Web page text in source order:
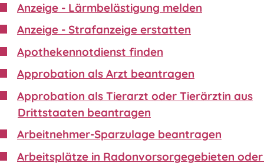
Anzeige - Lärmbelästigung melden
Anzeige - Strafanzeige erstatten
Apothekennotdienst finden
Approbation als Arzt beantragen
Approbation als Tierarzt oder Tierärztin aus
Drittstaaten beantragen
Arbeitnehmer-Sparzulage beantragen
Arbeitsplätze in Radonvorsorgegebieten